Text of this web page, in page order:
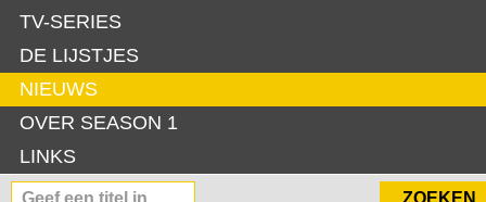
TV-SERIES
DE LIJSTJES
NIEUWS
OVER SEASON 1
LINKS